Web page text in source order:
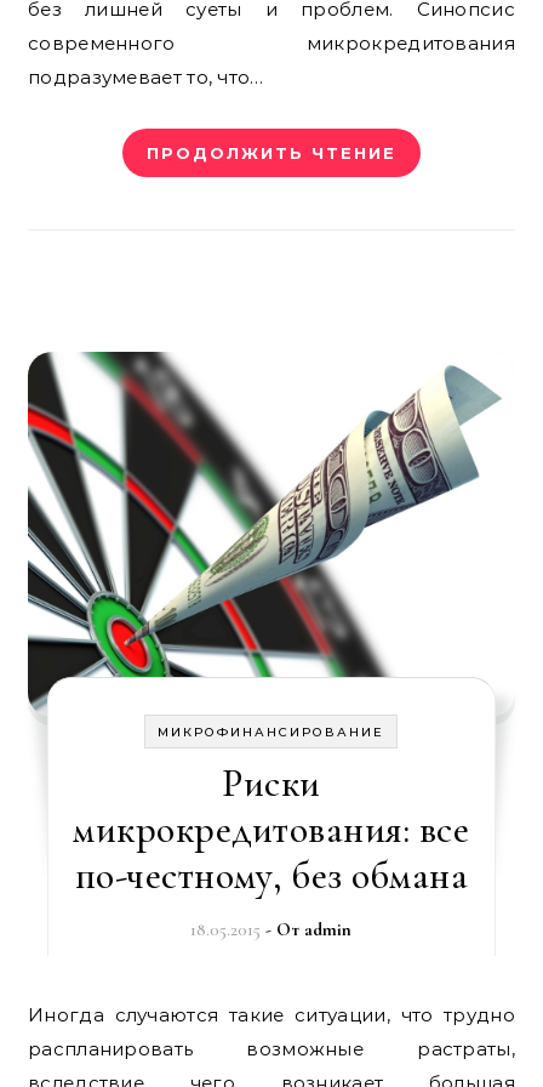
без лишней суеты и проблем. Синопсис
современного микрокредитования
подразумевает то, что…
ПРОДОЛЖИТЬ ЧТЕНИЕ
МИКРОФИНАНСИРОВАНИЕ
Риски
микрокредитования: все
по-честному, без обмана
18.05.2015 - От admin
Иногда случаются такие ситуации, что трудно
распланировать возможные растраты,